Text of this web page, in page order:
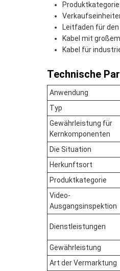
Leitfaden für
Kabel mit
Kabel für
Technische
Anwendung
Typ
Gewährleistung für
Kernkomponenten
Die Situation
Herkunftsort
Produktkategorie
Video-
Ausgangsinspektion
Dienstleistungen
Gewährleistung
Art der Vermarktung